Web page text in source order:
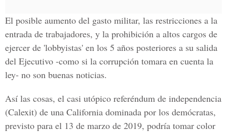
El posible aumento del gasto militar, las restricciones a la
entrada de trabajadores, y la prohibición a altos cargos de
ejercer de 'lobbyistas' en los 5 años posteriores a su salida
del Ejecutivo -como si la corrupción tomara en cuenta la
ley- no son buenas noticias.
Así las cosas, el casi utópico referéndum de independencia
(Calexit) de una California dominada por los demócratas,
previsto para el 13 de marzo de 2019, podría tomar color